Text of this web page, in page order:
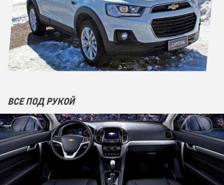
ВСЕ ПОД РУКОЙ